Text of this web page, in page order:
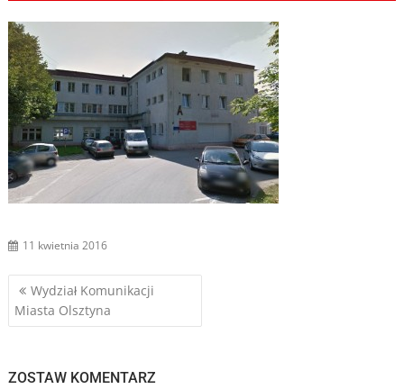
11 kwietnia 2016
Nawigacja
wpisu
Wydział Komunikacji
Miasta Olsztyna
ZOSTAW KOMENTARZ